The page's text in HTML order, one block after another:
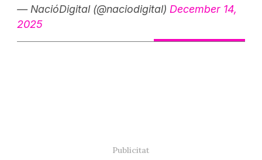
— NacióDigital (@naciodigital) December 14,
2025